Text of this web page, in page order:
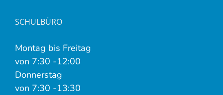
SCHULBÜRO
Montag bis Freitag
von 7:30 -12:00
Donnerstag
von 7:30 -13:30